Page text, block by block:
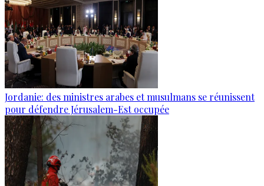
Jordanie: des ministres arabes et musulmans se réunissent
pour défendre Jérusalem-Est occupée